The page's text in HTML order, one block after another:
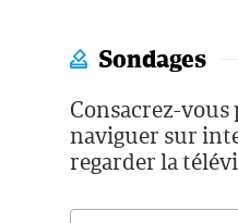
Sondages
Consacrez-vous
naviguer sur
regarder la